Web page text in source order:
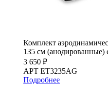
Комплект
135 см (анодированные)
3 650 ₽
АРТ ET3235AG
Подробнее